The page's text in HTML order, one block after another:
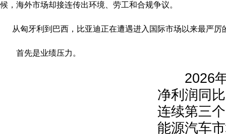
候，海外市场却接连传出环境、劳工和合规争议。
从匈牙利到巴西，比亚迪正在遭遇进入国际市场以来最严厉
首先是业绩压力。
2026年
净利润同
连续第三
能源汽车